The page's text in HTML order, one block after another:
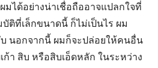
ได้อย่างน่าเชื่อถืออาจแปลกใจที่
ติที่เล็กขนาดนี้ ก็ไม่เป็นไร ผม
นอกจากนี้ ผมก็จะปล่อยให้คนอื่น
ก้า สิบ หรือสิบเอ็ดหลัก ในระหว่าง